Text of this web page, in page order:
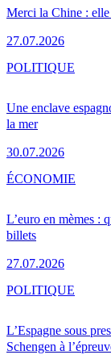
Merci la Chine : elle
27.07.2026
Une enclave
la mer
30.07.2026
POLITIQUE
L’euro en mèmes :
billets
27.07.2026
ÉCONOMIE
L’Espagne sous
Schengen à
POLITIQUE